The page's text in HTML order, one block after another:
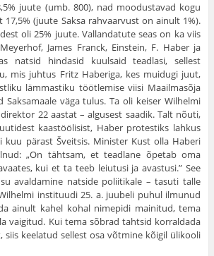
juute (umb. 800), nad moodustavad kogu
17,5% (juute Saksa rahvaarvust on ainult 1%).
oli 25% juute. Vallandatute seas on ka viis
James Franck, Einstein, F. Haber ja
natsid hindasid kuulsaid teadlasi, sellest
mis juhtus Fritz Haberiga, kes muidugi juut,
lämmastiku töötlemise viisi Maailmasõja
väga tulus. Ta oli keiser Wilhelmi
22 aastat – algusest saadik. Talt nõuti,
kaastöölisist, Haber protestiks lahkus
kuu pärast Šveitsis. Minister Kust olla Haberi
„On tähtsam, et teadlane õpetab oma
kui et ta teeb leiutusi ja avastusi.” See
avaldamine natside poliitikale – tasuti talle
instituudi 25. a. juubeli puhul ilmunud
ainult kahel kohal nimepidi mainitud, tema
vaigitud. Kui tema sõbrad tahtsid korraldada
siis keelatud sellest osa võtmine kõigil ülikooli